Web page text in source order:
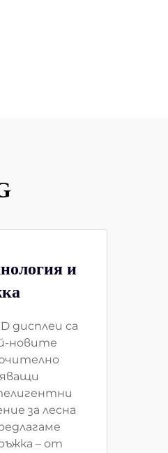
и
дисплеи са
новите
за лесна
– от